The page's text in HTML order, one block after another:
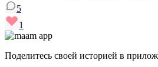
5
1
Поделитесь своей историей в